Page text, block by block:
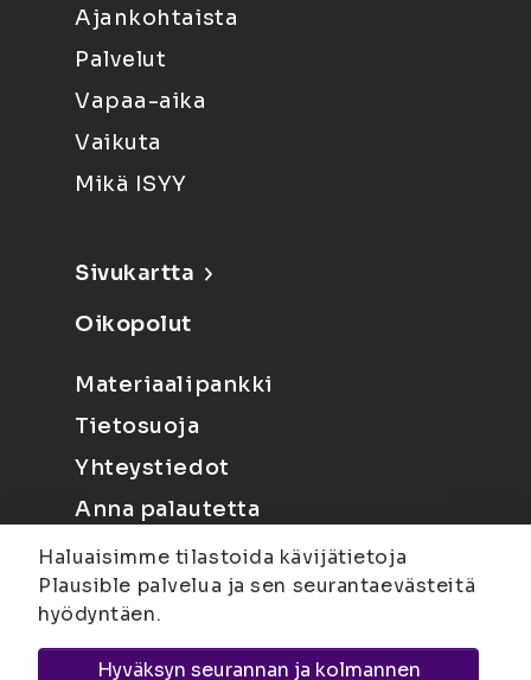
Ajankohtaista
Palvelut
Vapaa-aika
Vaikuta
Mikä ISYY
Sivukartta
Oikopolut
Materiaalipankki
Tietosuoja
Yhteystiedot
Anna palautetta
Haluaisimme tilastoida kävijätietoja
Plausible palvelua ja sen seurantaevästeitä
hyödyntäen.
Hyväksyn seurannan ja kolmannen